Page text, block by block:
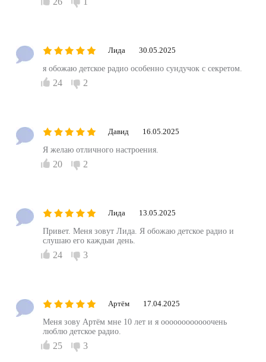
Лида 30.05.2025
я обожаю детское радио особенно сундучок с секретом.
24 2
Давид 16.05.2025
Я желаю отличного настроения.
20 2
Лида 13.05.2025
Привет. Меня зовут Лида. Я обожаю детское радио и
слушаю его каждыи день.
24 3
Артём 17.04.2025
Меня зову Артём мне 10 лет и я оооооооооооочень
люблю детское радио.
25 3